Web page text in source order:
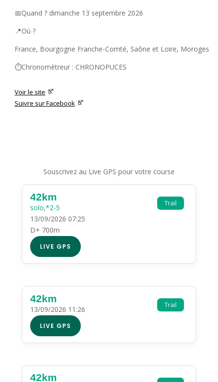
📅Quand ? dimanche 13 septembre 2026
📍Où ?
France, Bourgogne Franche-Comté, Saône et Loire, Moroges
⏱️Chronomètreur : CHRONOPUCES
Voir le site
Suivre sur Facebook
Souscrivez au Live GPS pour votre course
Trail
42km
solo,*2-5
13/09/2026 07:25
D+ 700m
LIVE GPS
Trail
42km
13/09/2026 11:26
LIVE GPS
42km